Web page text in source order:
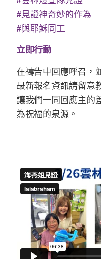
#見證神奇妙的作為
#與耶穌同工
立即行動
在禱告中回應呼召，
最新報名資訊請留意
讓我們一同回應主的
為祝福的泉源。